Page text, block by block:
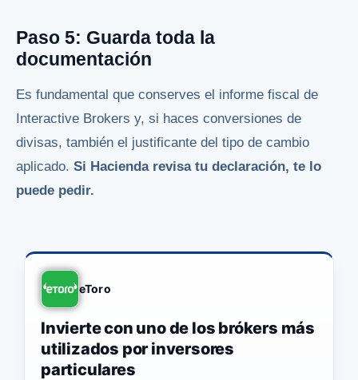
Paso 5: Guarda toda la
documentación
Es fundamental que conserves el informe fiscal de
Interactive Brokers y, si haces conversiones de
divisas, también el justificante del tipo de cambio
aplicado. Si Hacienda revisa tu declaración, te lo
puede pedir.
eToro
Invierte con uno de los brókers más
utilizados por inversores
particulares